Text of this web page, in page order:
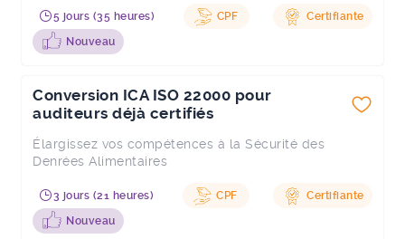
5 jours (35 heures) CPF
Certifiante
Nouveau
Conversion ICA ISO 22000 pour
auditeurs déjà certifiés
Élargissez vos compétences à la Sécurité des
Denrées Alimentaires
3 jours (21 heures) CPF
Certifiante
Nouveau